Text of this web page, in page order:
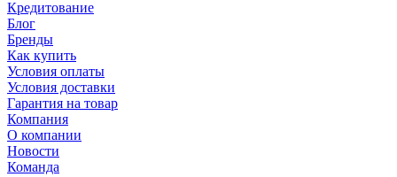
Кредитование
Блог
Бренды
Как купить
Условия оплаты
Условия доставки
Гарантия на товар
Компания
О компании
Новости
Команда